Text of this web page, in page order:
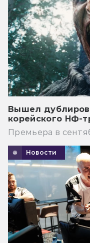
Вышел
корейского НФ-
Премьера в
Новости